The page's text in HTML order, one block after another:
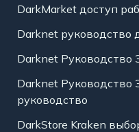
DarkMarket доступ
Darknet руководство
Darknet Руководство
Darknet Руководство
руководство
DarkStore Kraken